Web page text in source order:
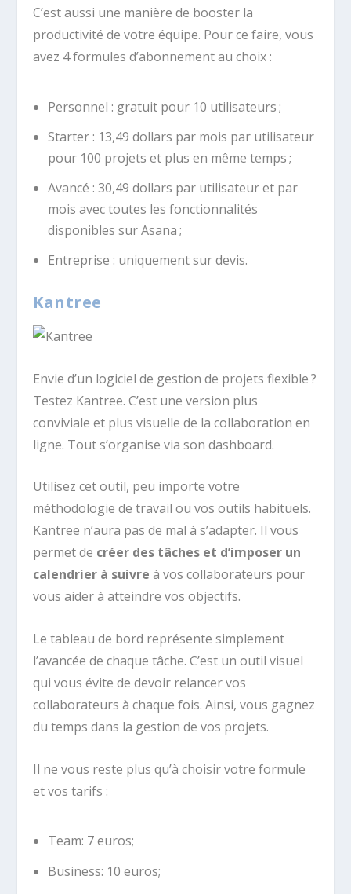
C’est aussi une manière de booster la
productivité de votre équipe. Pour ce faire, vous
avez 4 formules d’abonnement au choix :
Personnel : gratuit pour 10 utilisateurs ;
Starter : 13,49 dollars par mois par utilisateur
pour 100 projets et plus en même temps ;
Avancé : 30,49 dollars par utilisateur et par
mois avec toutes les fonctionnalités
disponibles sur Asana ;
Entreprise : uniquement sur devis.
Kantree
Envie d’un logiciel de gestion de projets flexible ?
Testez Kantree. C’est une version plus
conviviale et plus visuelle de la collaboration en
ligne. Tout s’organise via son dashboard.
Utilisez cet outil, peu importe votre
méthodologie de travail ou vos outils habituels.
Kantree n’aura pas de mal à s’adapter. Il vous
permet de créer des tâches et d’imposer un
calendrier à suivre à vos collaborateurs pour
vous aider à atteindre vos objectifs.
Le tableau de bord représente simplement
l’avancée de chaque tâche. C’est un outil visuel
qui vous évite de devoir relancer vos
collaborateurs à chaque fois. Ainsi, vous gagnez
du temps dans la gestion de vos projets.
Il ne vous reste plus qu’à choisir votre formule
et vos tarifs :
Team: 7 euros;
Business: 10 euros;